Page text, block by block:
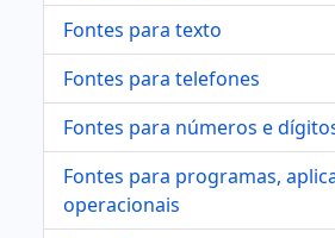
Fontes para texto
Fontes para telefones
Fontes para números e
Fontes para programas,
operacionais